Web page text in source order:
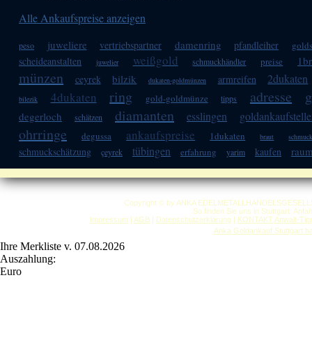
Alle Ankaufspreise anzeigen
peso juweliere vertriebspartner damenring pfandleiher
scheideanstalten juwelier weißgold schmuckhändler preise
münzen ceyrek bilzik dukaten-goldmünzen armreifen 2dukaten
bilezik 4dukaten ring gold-goldmünze tipps adresse
degerloch schätzen diamanten esslingen
ohrringe degussa ankaufspreise 1dukaten braut
schmuckschätzung çeyrek tübingen erfahrung yarim kaufen
Copyright © by ANKA
So finden Sie uns in Stuttgart:
Impressum | AGB | Datenschutzerklärung | KONTAKT Anwalt-
Anka Goldankauf Stuttgart
Ihre Merkliste v. 07.08.2026
Auszahlung:
Euro